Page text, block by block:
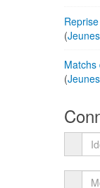
(Jeunes
(Jeunes